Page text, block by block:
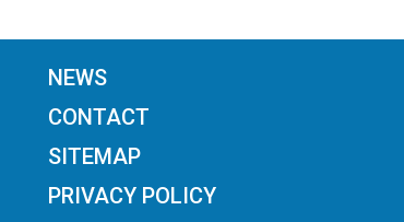
NEWS
CONTACT
SITEMAP
PRIVACY POLICY